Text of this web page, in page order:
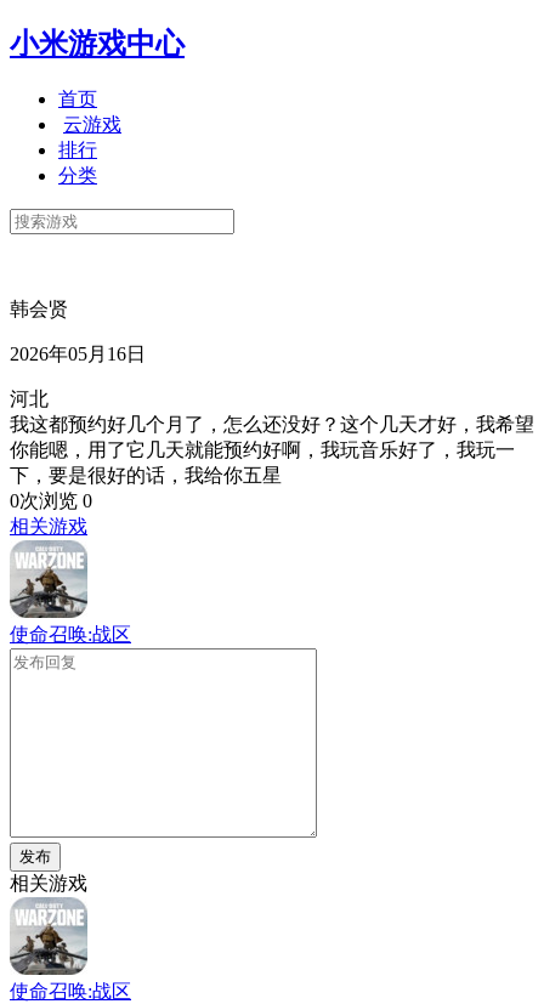
小米游戏中心
首页
云游戏
排行
分类
韩会贤
2026年05月16日
河北
我这都预约好几个月了，怎么还没好？这个几天才好，我希望
你能嗯，用了它几天就能预约好啊，我玩音乐好了，我玩一
下，要是很好的话，我给你五星
0次浏览 0
相关游戏
使命召唤:战区
发布
相关游戏
使命召唤:战区